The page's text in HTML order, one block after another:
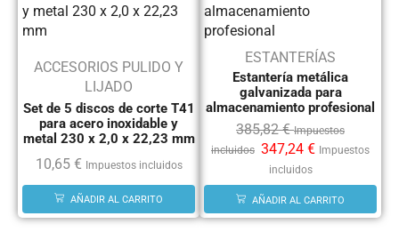
ACCESORIOS PULIDO Y
LIJADO
Set de 5 discos de corte T41
para acero inoxidable y
metal 230 x 2,0 x 22,23 mm
10,65 € Impuestos incluidos
AÑADIR AL CARRITO
ESTANTERÍAS
Estantería metálica
galvanizada para
almacenamiento profesional
385,82€ Impuestos
incluidos 347,24 € Impuestos
incluidos
AÑADIR AL CARRITO